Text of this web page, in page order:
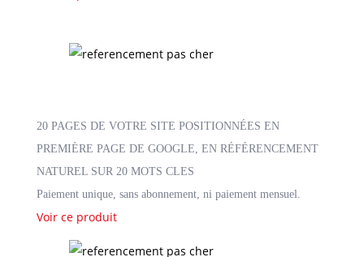
20 PAGES DE VOTRE SITE POSITIONNÉES EN
PREMIÈRE PAGE DE GOOGLE, EN RÉFÉRENCEMENT
NATUREL SUR 20 MOTS CLES
Paiement unique, sans abonnement, ni paiement mensuel.
Voir ce produit